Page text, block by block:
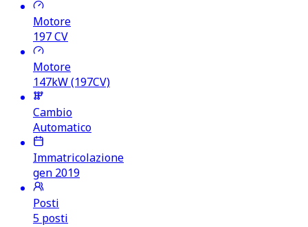
Motore
197CV
Motore
147kW (197CV)
Cambio
Automatico
Immatricolazione
gen 2019
Posti
5 posti